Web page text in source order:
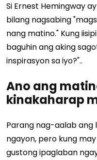
Si Ernest Hemingway
bilang nagsabing
nang matino." Kung
baguhin ang aking
inspirasyon sa iyo?"..
Ano ang
kinakaharap
Parang nag-aalab ang
ngayon, pero kung
gustong ipaglaban